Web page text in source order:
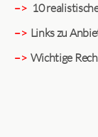
–> 10
–> Links zu
–>Wichtige